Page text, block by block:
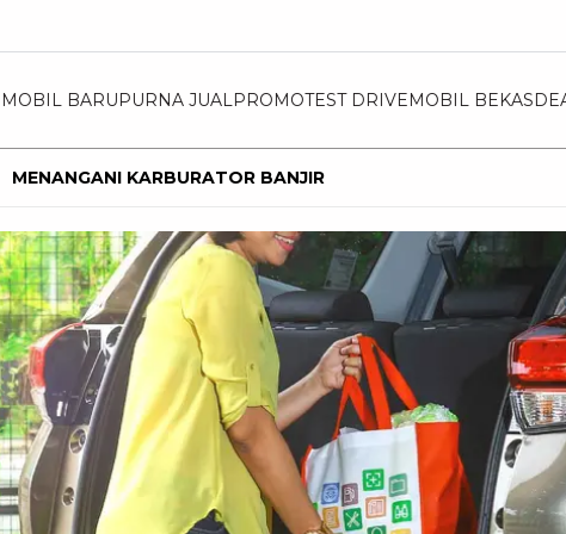
MOBIL BARUPURNA JUAL PROMOTEST DRIVEMOBIL BEKAS
MENANGANI KARBURATOR BANJIR